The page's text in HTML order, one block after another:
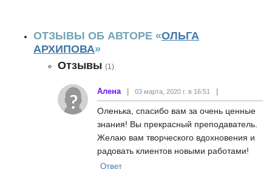
ОТЗЫВЫ ОБ АВТОРЕ «ОЛЬГА
АРХИПОВА»
Отзывы (1)
Алена 03 марта, 2020 г. в 16:51
Оленька, спасибо вам за очень ценные
знания! Вы прекрасный преподаватель.
Желаю вам творческого вдохновения и
радовать клиентов новыми работами!
Ответ